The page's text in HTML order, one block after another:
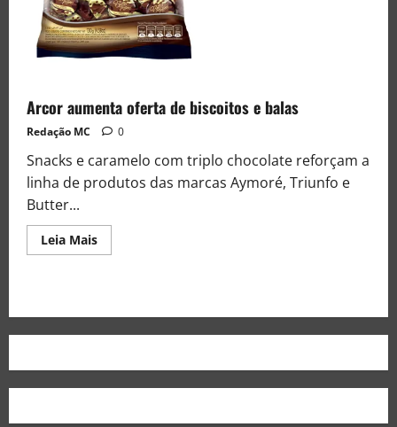
Arcor aumenta oferta de biscoitos e balas
Redação MC 0
Snacks e caramelo com triplo chocolate reforçam a
linha de produtos das marcas Aymoré, Triunfo e
Butter...
Leia Mais